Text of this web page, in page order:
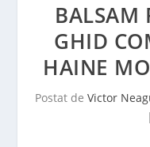
BALSAM
GHID
HAINE
Postat de Victor
|